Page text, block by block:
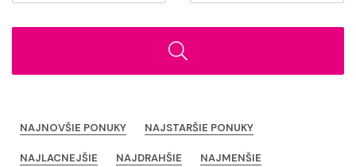
NAJNOVŠIE PONUKY NAJSTARŠIE PONUKY
NAJLACNEJŠIE NAJDRAHŠIE NAJMENŠIE